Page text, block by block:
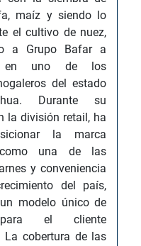
maíz y siendo lo
el cultivo de nuez,
a Grupo Bafar a
en uno de los
del estado
Durante su
la división retail, ha
la marca
como una de las
y conveniencia
del país,
modelo único de
el cliente
La cobertura de las